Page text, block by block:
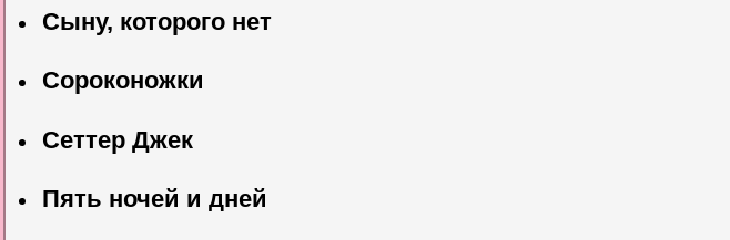
Сыну, которого нет
Сороконожки
Сеттер Джек
Пять ночей и дней